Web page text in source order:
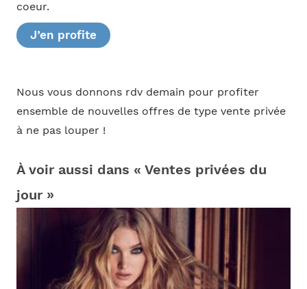
coeur.
J’en profite
Nous vous donnons rdv demain pour profiter
ensemble de nouvelles offres de type vente privée
à ne pas louper !
À voir aussi dans « Ventes privées du
jour »